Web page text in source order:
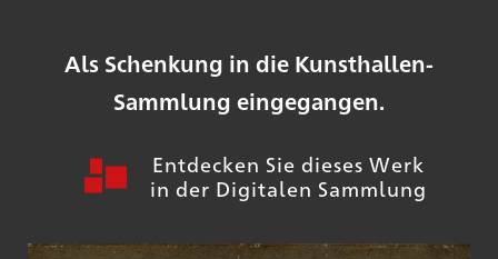
Als Schenkung in die Kunsthallen-
Sammlung eingegangen.
Entdecken Sie dieses Werk
in der Digitalen Sammlung